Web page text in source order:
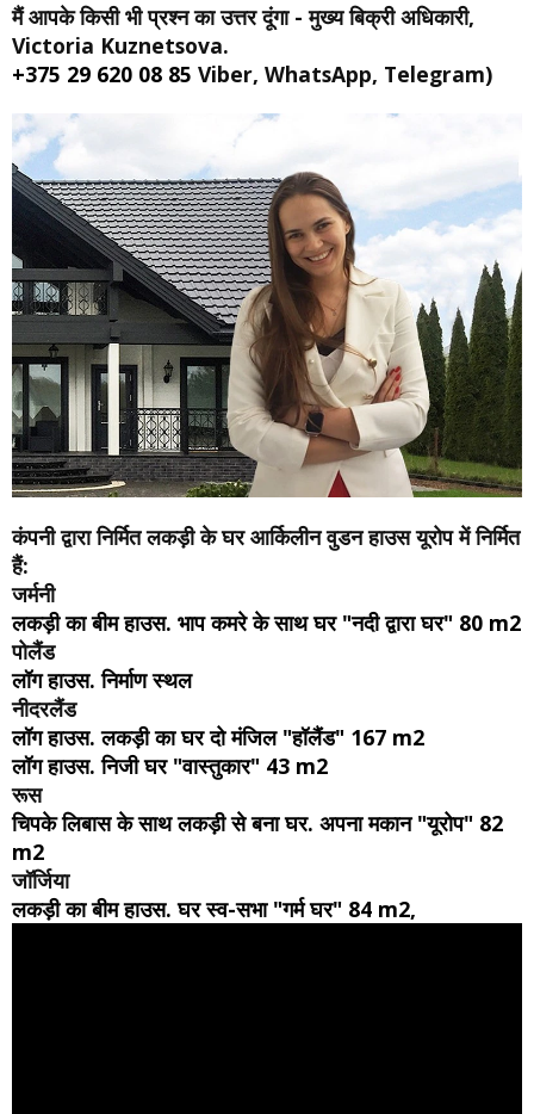
मैं आपके किसी भी प्रश्न का उत्तर दूंगा - मुख्य बिक्री अधिकारी,
Victoria Kuznetsova.
+375 29 620 08 85 Viber, WhatsApp, Telegram)
कंपनी द्वारा निर्मित लकड़ी के घर आर्किलीन वुडन हाउस यूरोप में निर्मित
हैं:
जर्मनी
लकड़ी का बीम हाउस. भाप कमरे के साथ घर "नदी द्वारा घर" 80 m2
पोलैंड
लॉग हाउस. निर्माण स्थल
नीदरलैंड
लॉग हाउस. लकड़ी का घर दो मंजिल "हॉलैंड" 167 m2
लॉग हाउस. निजी घर "वास्तुकार" 43 m2
रूस
चिपके लिबास के साथ लकड़ी से बना घर. अपना मकान "यूरोप" 82
m2
जॉर्जिया
लकड़ी का बीम हाउस. घर स्व-सभा "गर्म घर" 84 m2,